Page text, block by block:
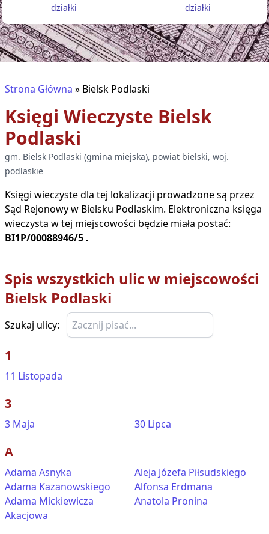
działki
działki
Strona Główna » Bielsk Podlaski
Księgi Wieczyste Bielsk
Podlaski
gm. Bielsk Podlaski (gmina miejska), powiat bielski, woj.
podlaskie
Księgi wieczyste dla tej lokalizacji prowadzone są przez
Sąd Rejonowy w Bielsku Podlaskim. Elektroniczna księga
wieczysta w tej miejscowości będzie miała postać:
BI1P/00088946/5 .
Spis wszystkich ulic w miejscowości
Bielsk Podlaski
Szukaj ulicy:
1
11 Listopada
3
3 Maja 30 Lipca
A
Adama Asnyka
Adama Kazanowskiego
Adama Mickiewicza
Akacjowa
Aleja Józefa Piłsudskiego
Alfonsa Erdmana
Anatola Pronina